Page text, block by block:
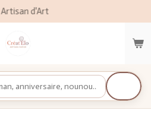
Artisan d'Art